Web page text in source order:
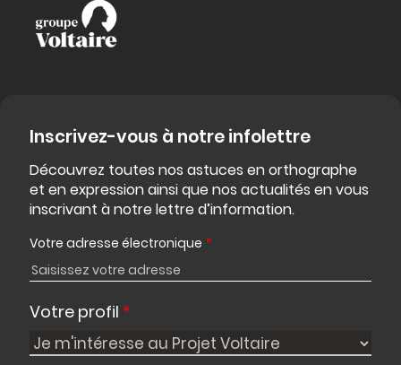
Inscrivez-vous à notre infolettre
Découvrez toutes nos astuces en orthographe
et en expression ainsi que nos actualités en vous
inscrivant à notre lettre d’information.
Votre adresse électronique *
Votre profil *